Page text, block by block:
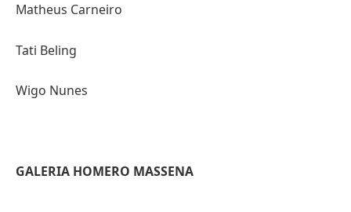
Matheus Carneiro
Tati Beling
Wigo Nunes
GALERIA HOMERO MASSENA